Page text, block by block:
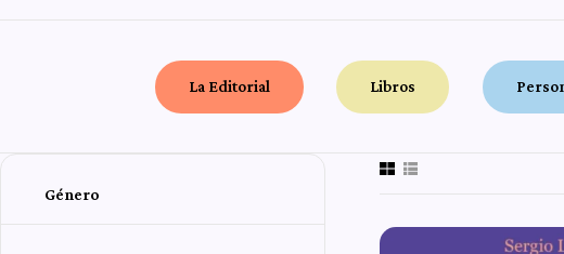
La Editorial Libros
Género